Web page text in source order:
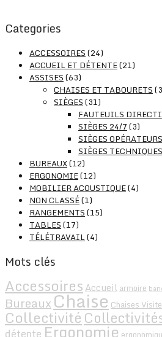
Categories
ACCESSOIRES(24)
ACCUEIL ET DÉTENTE(21)
ASSISES(63)
CHAISES ET TABOURETS
SIÈGES(31)
FAUTEUILS
SIÈGES 24/7(3)
SIÈGES OPÉRATEURS
SIÈGES TECHNIQUES
BUREAUX(12)
ERGONOMIE(12)
MOBILIER ACOUSTIQUE(4)
NON CLASSÉ(1)
RANGEMENTS(15)
TABLES(17)
TÉLÉTRAVAIL(4)
Mots clés
Accessoires Accueilarmoire
BureauxChaiseChaises
Collectivité
détenteErgonomie